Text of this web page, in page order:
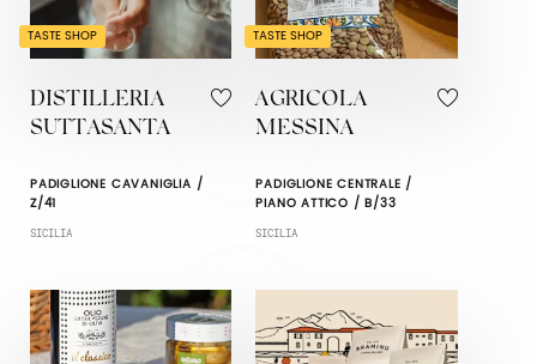
TASTE SHOP
DISTILLERIA
SUTTASANTA
PADIGLIONE CAVANIGLIA /
Z/41
SICILIA
TASTE SHOP
AGRICOLA
MESSINA
PADIGLIONE CENTRALE /
PIANO ATTICO / B/33
SICILIA